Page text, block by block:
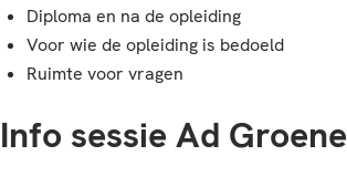
Diploma en na de opleiding
Voor wie de opleiding is bedoeld
Ruimte voor vragen
Info sessie Ad Groene